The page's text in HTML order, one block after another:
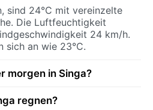
sind 24°C mit vereinzelte
Die Luftfeuchtigkeit
24 km/h.
sich an wie 23°C.
morgen in Singa?
regnen?